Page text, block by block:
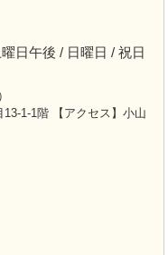
曜日午後 / 日曜日 / 祝日
1-1階 【アクセス】小山